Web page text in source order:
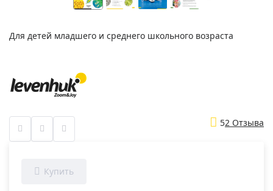
Для детей младшего и среднего школьного возраста
52 Отзыва